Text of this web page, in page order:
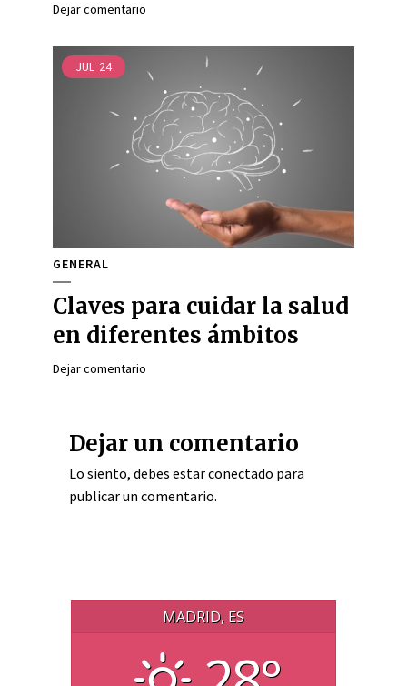
Dejar comentario
JUL 24
GENERAL
Claves para cuidar la salud
en diferentes ámbitos
Dejar comentario
Dejar un comentario
Lo siento, debes estarconectado para
publicar un comentario.
MADRID, ES